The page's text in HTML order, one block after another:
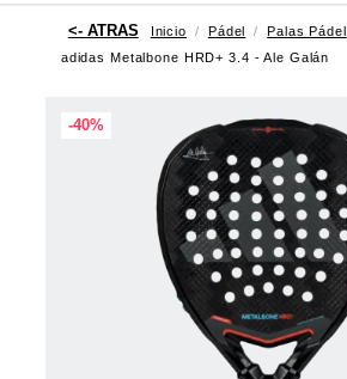
Inicio Pádel Palas Pádel
adidas Metalbone HRD+ 3.4 - Ale Galán
-40%